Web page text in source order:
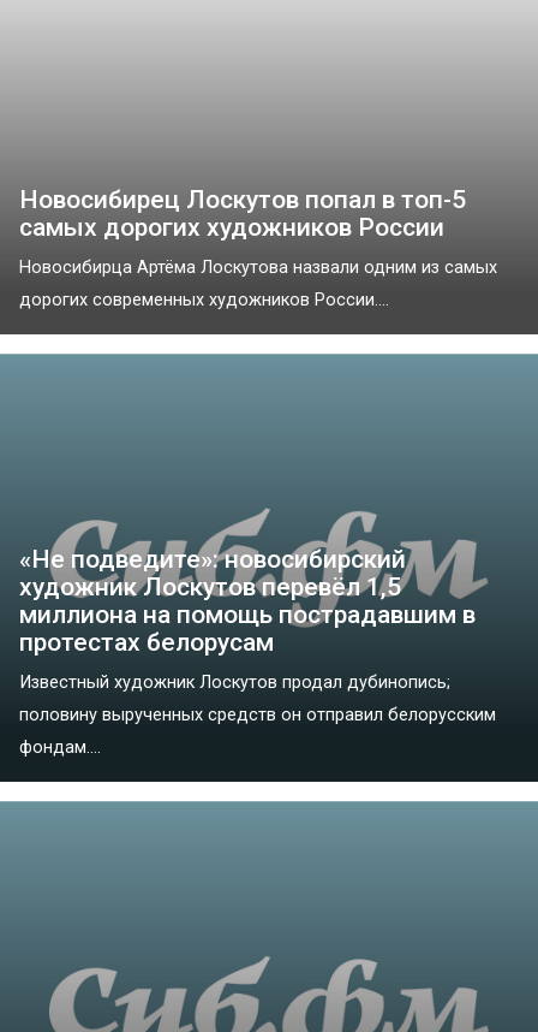
Новосибирец Лоскутов попал в топ-5
самых дорогих художников России
Новосибирца Артёма Лоскутова назвали одним из самых
дорогих современных художников России....
«Не подведите»: новосибирский
художник Лоскутов перевёл 1,5
миллиона на помощь пострадавшим в
протестах белорусам
Известный художник Лоскутов продал дубинопись;
половину вырученных средств он отправил белорусским
фондам....